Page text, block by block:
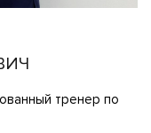
тренер по